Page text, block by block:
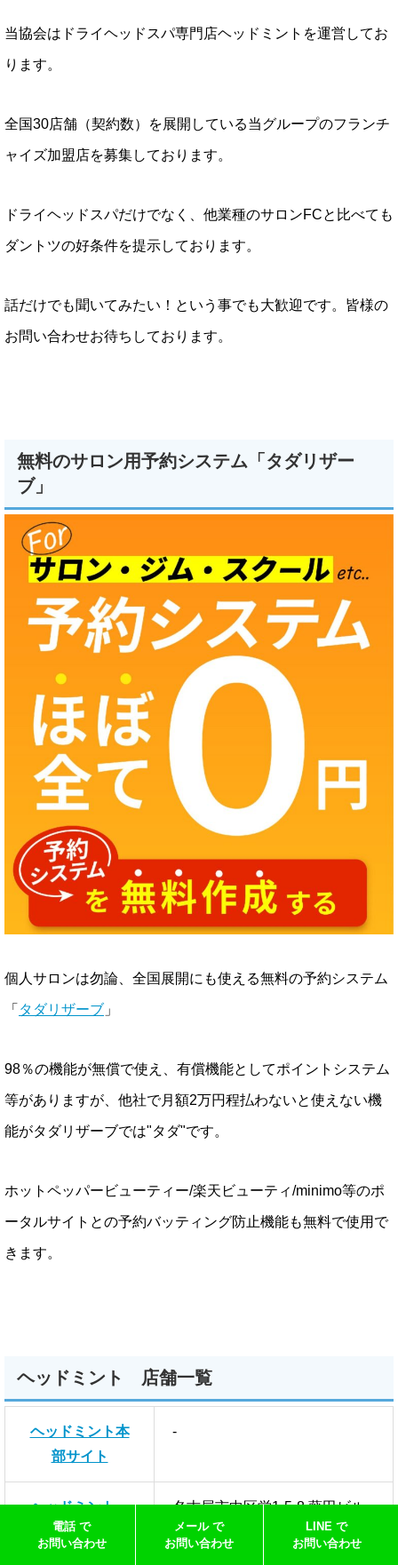
当協会はドライヘッドスパ専門店ヘッドミントを運営してお
ります。
全国30店舗（契約数）を展開している当グループのフランチ
ャイズ加盟店を募集しております。
ドライヘッドスパだけでなく、他業種のサロンFCと比べても
ダントツの好条件を提示しております。
話だけでも聞いてみたい！という事でも大歓迎です。皆様の
お問い合わせお待ちしております。
無料のサロン用予約システム「タダリザー
ブ」
個人サロンは勿論、全国展開にも使える無料の予約システム
「 タダリザーブ 」
98％の機能が無償で使え、有償機能としてポイントシステム
等がありますが、他社で月額2万円程払わないと使えない機
能がタダリザーブでは"タダ"です。
ホットペッパービューティー/楽天ビューティ/minimo等のポ
ータルサイトとの予約バッティング防止機能も無料で使用で
きます。
ヘッドミント 店舗一覧
ヘッドミント本
部サイト
-
ヘッドミント
伏見店
名古屋市中区栄1-5-8 藤田ビル
402
電話 で
お問い合わせ
メール で
お問い合わせ
LINE で
お問い合わせ